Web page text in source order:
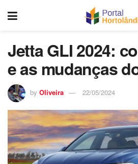
Jetta GLI 2024:
e as mudanças
by Oliveira 22/05/2024